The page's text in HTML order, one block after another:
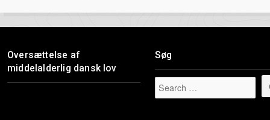
Oversættelse af
middelalderlig dansk lov
Søg